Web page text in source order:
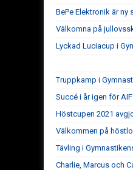
BePe Elektronik är ny
Välkomna på
Lyckad Luciacup i
Truppkamp i
Succé i år igen för
Höstcupen 2021
Välkommen på
Tävling i
Charlie, Marcus och